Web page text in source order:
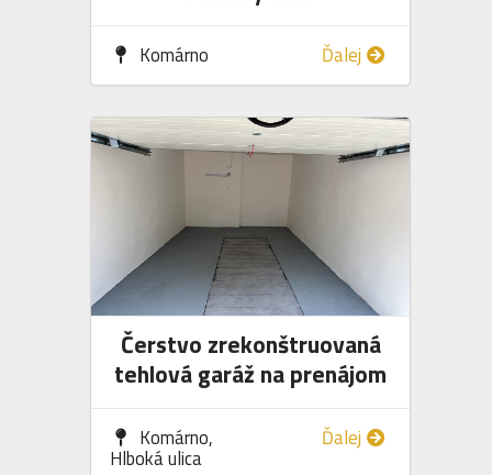
Ďalej
Komárno
Čerstvo zrekonštruovaná
tehlová garáž na prenájom
Ďalej
Komárno,
Hlboká ulica